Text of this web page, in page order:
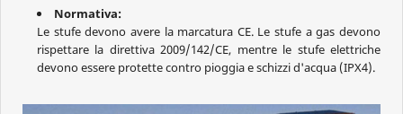
Normativa:
Le stufe devono avere la marcatura CE. Le stufe a gas devono
rispettare la direttiva 2009/142/CE, mentre le stufe elettriche
devono essere protette contro pioggia e schizzi d'acqua (IPX4).